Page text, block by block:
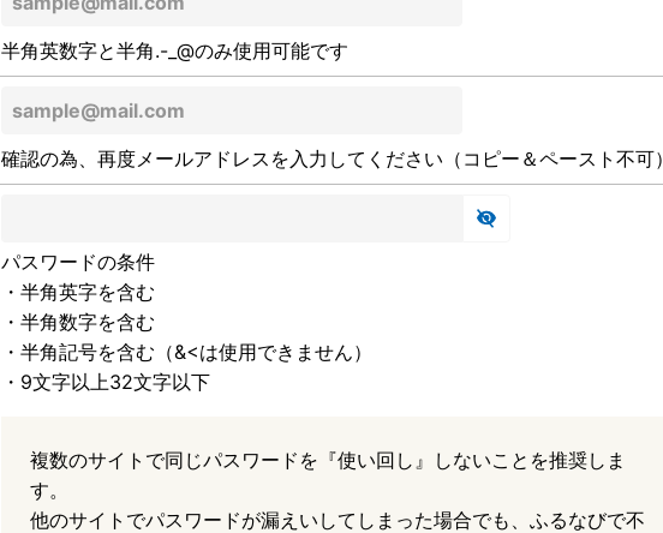
半角英数字と半角.-_@のみ使用可能です
確認の為、再度メールアドレスを入力してください（コピー＆ペースト不可）
パスワードの条件
・半角英字を含む
・半角数字を含む
・半角記号を含む（&<は使用できません）
・9文字以上32文字以下
複数のサイトで同じパスワードを『使い回し』しないことを推奨しま
す。
他のサイトでパスワードが漏えいしてしまった場合でも、ふるなびで不